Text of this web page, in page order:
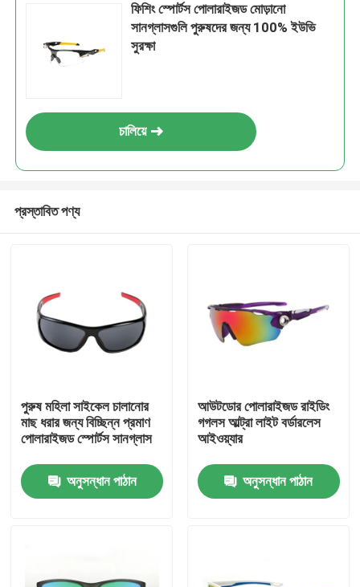
আমাদের সম্পর্কে
ফিশিং স্পোর্টস পোলারাইজড মোড়ানো
সানগ্লাসগুলি পুরুষদের জন্য 100% ইউভি
সুরক্ষা
চালিয়ে
প্রস্তাবিত পণ্য
পুরুষ মহিলা সাইকেল চালানোর
মাছ ধরার জন্য বিচ্ছিন্ন প্রমাণ
পোলারাইজড স্পোর্টস সানগ্লাস
অনুসন্ধান পাঠান
আউটডোর পোলারাইজড রাইডিং
গগলস আল্ট্রা লাইট বর্ডারলেস
আইওয়্যার
অনুসন্ধান পাঠান